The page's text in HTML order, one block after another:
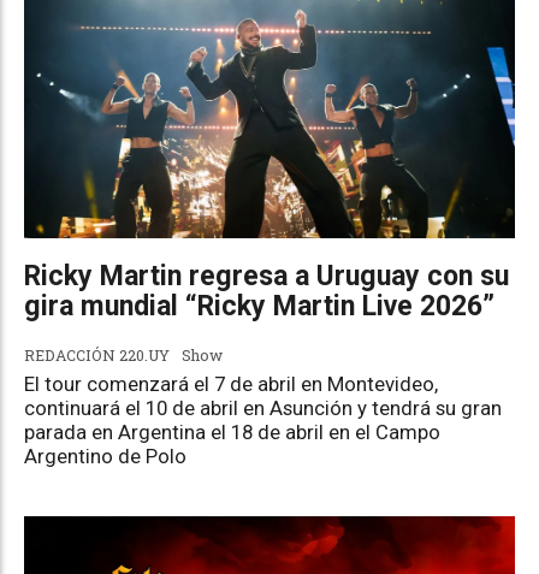
Ricky Martin regresa a Uruguay con su
gira mundial “Ricky Martin Live 2026”
REDACCIÓN 220.UY Show
El tour comenzará el 7 de abril en Montevideo,
continuará el 10 de abril en Asunción y tendrá su gran
parada en Argentina el 18 de abril en el Campo
Argentino de Polo